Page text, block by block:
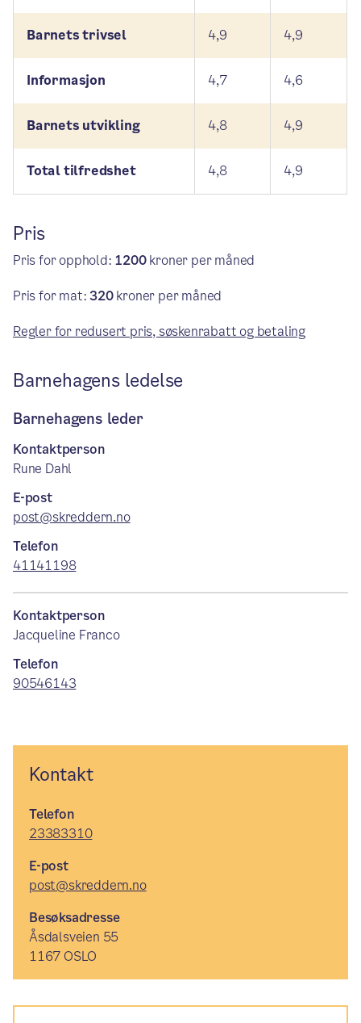
Barnets trivsel 4,9 4,9
Informasjon 4,7 4,6
Barnets utvikling 4,8 4,9
Total tilfredshet 4,8 4,9
Pris
Pris for opphold: 1200kroner per måned
Pris for mat:320kroner per måned
Regler for redusert pris, søskenrabatt og betaling
Barnehagens ledelse
Barnehagens leder
Kontaktperson
Rune Dahl
E-post
post@skreddern.no
Telefon
41141198
Kontaktperson
Jacqueline Franco
Telefon
90546143
Kontakt
Telefon
23383310
E-post
post@skreddern.no
Besøksadresse
Åsdalsveien 55
1167 OSLO